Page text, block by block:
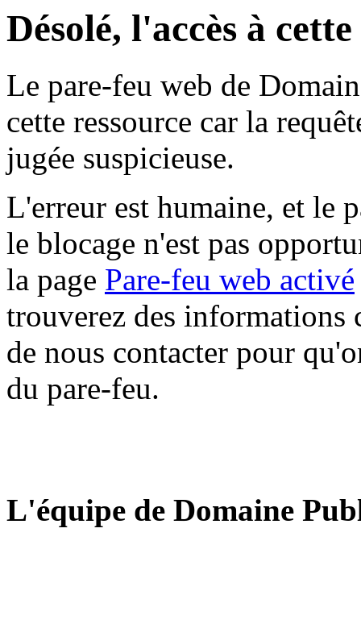
Désolé, l'accès à
Le pare-feu web de
cette ressource car la
jugée suspicieuse.
L'erreur est humaine, et le
le blocage n'est pas
la page Pare-feu web activé
trouverez des informations
de nous contacter pour
du pare-feu.
L'équipe de Domaine